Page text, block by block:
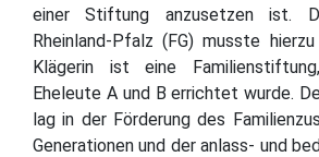
einer Stiftung anzusetzen ist.
Rheinland-Pfalz (FG) musste
Klägerin ist eine
Eheleute A und B errichtet wurde.
lag in der Förderung des
Generationen und der anlass- und